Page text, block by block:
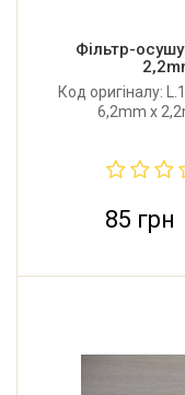
Фільтр-
Код оригіналу:
6,2mm x
85 грн